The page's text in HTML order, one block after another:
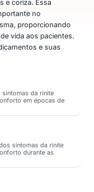
e coriza. Essa
no
proporcionando
vida aos pacientes.
e suas
da rinite
em épocas de
sintomas da rinite
durante as